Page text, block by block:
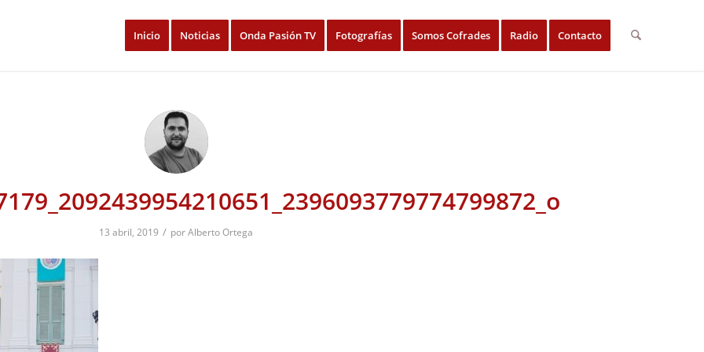
Inicio Noticias Onda Pasión TV Fotografías Somos Cofrades Radio Contacto
13 abril, 2019 / porAlberto Ortega